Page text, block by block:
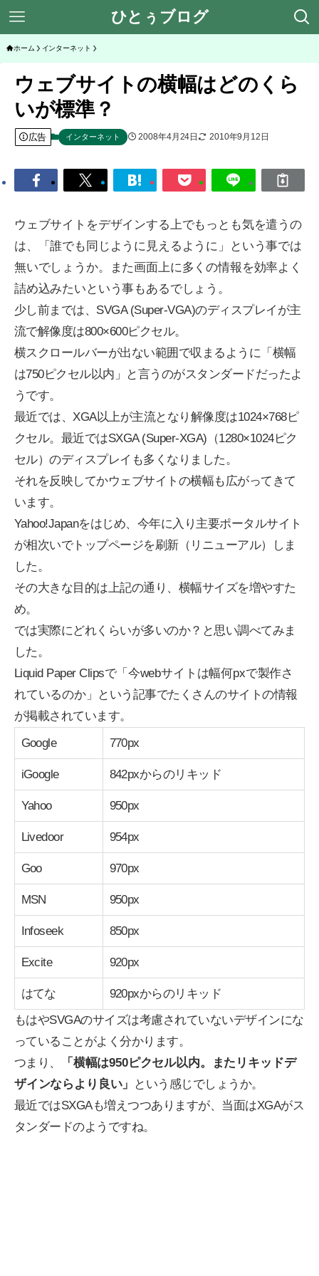
ひとぅブログ
ホーム インターネット
ウェブサイトの横幅はどのくら
いが標準？
広告 インターネット 2008年4月24日 2010年9月12日
ウェブサイトをデザインする上でもっとも気を遣うの
は、「誰でも同じように見えるように」という事では
無いでしょうか。また画面上に多くの情報を効率よく
詰め込みたいという事もあるでしょう。
少し前までは、SVGA (Super-VGA)のディスプレイが主
流で解像度は800×600ピクセル。
横スクロールバーが出ない範囲で収まるように「横幅
は750ピクセル以内」と言うのがスタンダードだったよ
うです。
最近では、XGA以上が主流となり解像度は1024×768ピ
クセル。最近ではSXGA (Super-XGA)（1280×1024ピク
セル）のディスプレイも多くなりました。
それを反映してかウェブサイトの横幅も広がってきて
います。
Yahoo!Japanをはじめ、今年に入り主要ポータルサイト
が相次いでトップページを刷新（リニューアル）しま
した。
その大きな目的は上記の通り、横幅サイズを増やすた
め。
では実際にどれくらいが多いのか？と思い調べてみま
した。
Liquid Paper Clipsで「 今webサイトは幅何pxで製作さ
れているのか」という記事でたくさんのサイトの情報
が掲載されています。
Google
770px
iGoogle 842pxからのリキッド
Yahoo 950px
Livedoor 954px
Goo 970px
MSN 950px
Infoseek 850px
Excite 920px
はてな
920pxからのリキッド
もはやSVGAのサイズは考慮されていないデザインにな
っていることがよく分かります。
つまり、
「横幅は950ピクセル以内。またリキッドデ
ザインならより良い」
という感じでしょうか。
最近ではSXGAも増えつつありますが、当面はXGAがス
タンダードのようですね。